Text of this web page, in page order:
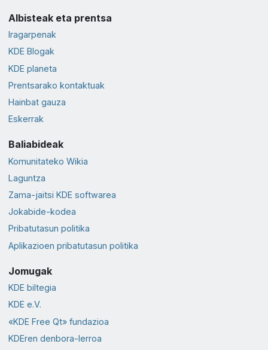
Albisteak eta prentsa
Iragarpenak
KDE Blogak
KDE planeta
Prentsarako kontaktuak
Hainbat gauza
Eskerrak
Baliabideak
Komunitateko Wikia
Laguntza
Zama-jaitsi KDE softwarea
Jokabide-kodea
Pribatutasun politika
Aplikazioen pribatutasun politika
Jomugak
KDE biltegia
KDE e.V.
«KDE Free Qt» fundazioa
KDEren denbora-lerroa